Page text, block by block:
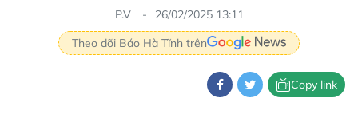
P.V
26/02/2025 13:11
Theo dõi Báo Hà Tĩnh trên
Copy link